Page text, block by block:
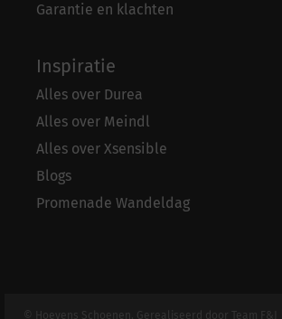
Garantie en klachten
Inspiratie
Alles over Durea
Alles over Meindl
Alles over Xsensible
Blogs
Promenade Wandeldag
© Hoevens Schoenen. Gerealiseerd door Team F&J